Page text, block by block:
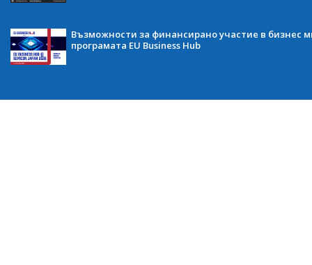
Възможности за финансирано участие в бизнес
програмата EU Business Hub